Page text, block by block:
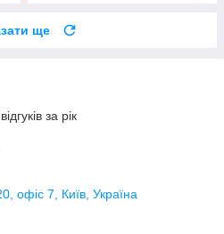
ще
за рік
офіс 7, Київ, Україна